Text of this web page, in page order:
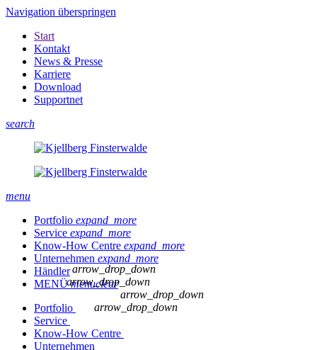
Navigation überspringen
Start
Kontakt
News & Presse
Karriere
Download
Supportnet
search
menu
Portfolio expand_more
Service expand_more
Know-How Centre expand_more
Unternehmen expand_more
Händler
MENÜmenuclear
Portfolio
arrow_drop_down
Service
arrow_drop_down
Know-How Centre
arrow_drop_down
Unternehmen
arrow_drop_down